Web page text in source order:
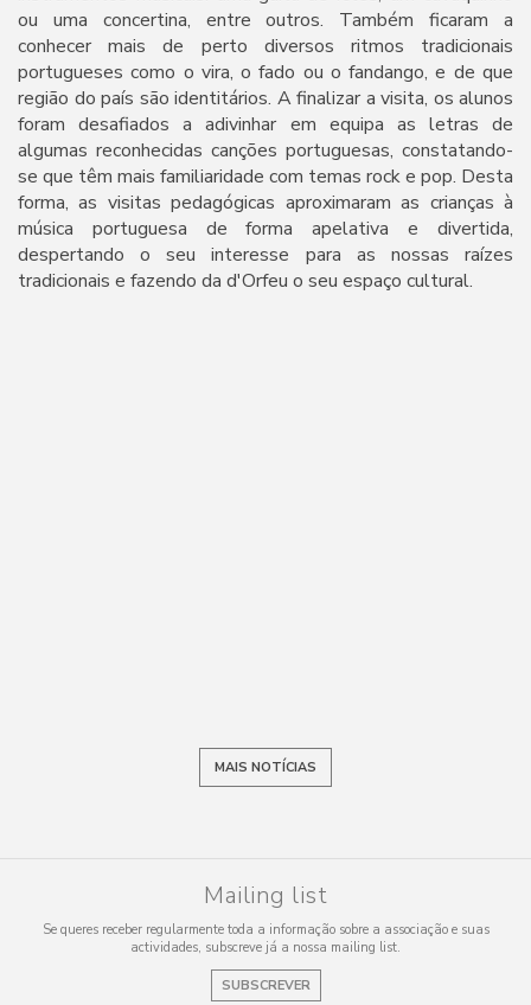
ou uma concertina, entre outros. Também ficaram a
conhecer mais de perto diversos ritmos tradicionais
portugueses como o vira, o fado ou o fandango, e de que
região do país são identitários. A finalizar a visita, os alunos
foram desafiados a adivinhar em equipa as letras de
algumas reconhecidas canções portuguesas, constatando-
se que têm mais familiaridade com temas rock e pop. Desta
forma, as visitas pedagógicas aproximaram as crianças à
música portuguesa de forma apelativa e divertida,
despertando o seu interesse para as nossas raízes
tradicionais e fazendo da d'Orfeu o seu espaço cultural.
MAIS NOTÍCIAS
Mailing list
Se queres receber regularmente toda a informação sobre a associação e suas
actividades, subscreve já a nossa mailing list.
SUBSCREVER